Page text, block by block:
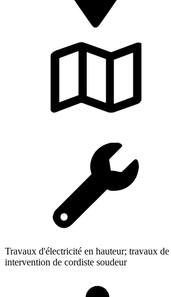
Travaux d'électricité en hauteur; travaux
intervention de cordiste soudeur